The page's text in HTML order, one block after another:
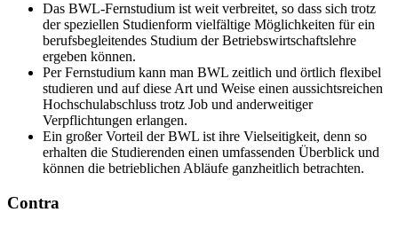
Das BWL-Fernstudium ist weit verbreitet, so dass sich trotz
der speziellen Studienform vielfältige Möglichkeiten für ein
berufsbegleitendes Studium der Betriebswirtschaftslehre
ergeben können.
Per Fernstudium kann man BWL zeitlich und örtlich flexibel
studieren und auf diese Art und Weise einen aussichtsreichen
Hochschulabschluss trotz Job und anderweitiger
Verpflichtungen erlangen.
Ein großer Vorteil der BWL ist ihre Vielseitigkeit, denn so
erhalten die Studierenden einen umfassenden Überblick und
können die betrieblichen Abläufe ganzheitlich betrachten.
Contra